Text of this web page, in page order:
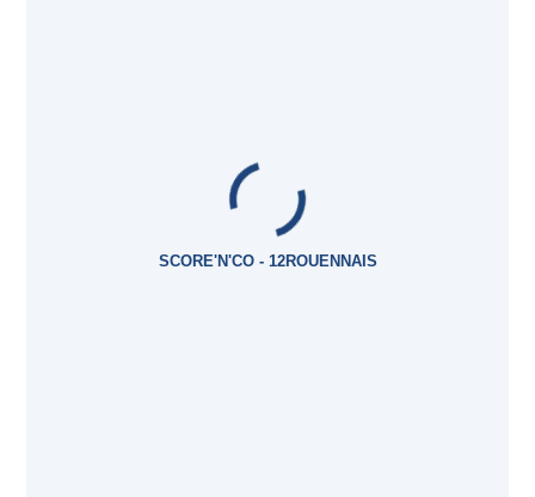
SCORE'N'CO - 12ROUENNAIS